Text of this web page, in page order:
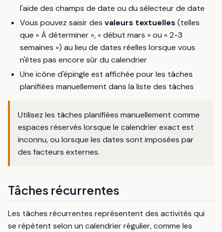
l'aide des champs de date ou du sélecteur de date
Vous pouvez saisir des valeurs textuelles (telles
que « À déterminer », « début mars » ou « 2-3
semaines ») au lieu de dates réelles lorsque vous
n'êtes pas encore sûr du calendrier
Une icône d'épingle est affichée pour les tâches
planifiées manuellement dans la liste des tâches
Utilisez les tâches planifiées manuellement comme
espaces réservés lorsque le calendrier exact est
inconnu, ou lorsque les dates sont imposées par
des facteurs externes.
Tâches récurrentes
Les tâches récurrentes représentent des activités qui
se répètent selon un calendrier régulier, comme les